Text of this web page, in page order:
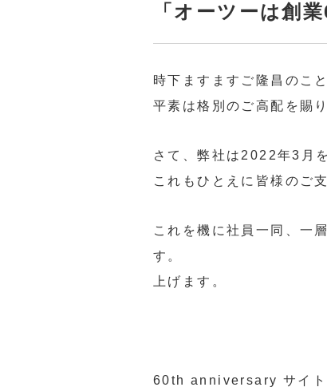
「オーツーは創
時下ますますご隆昌のこ
平素は格別のご高配を賜
さて、弊社は2022年3月
これもひとえに皆様のご
これを機に社員一同、一
す。 今後とも
上げます。
60th anniversary サイト